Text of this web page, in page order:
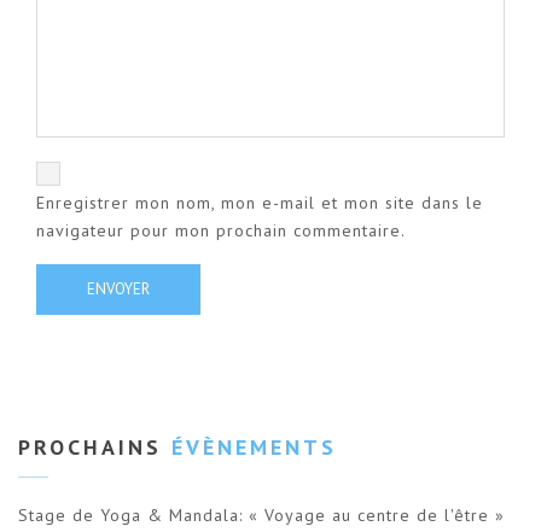
Enregistrer mon nom, mon e-mail et mon site dans le
navigateur pour mon prochain commentaire.
PROCHAINS ÉVÈNEMENTS
Stage de Yoga & Mandala: « Voyage au centre de l'être »